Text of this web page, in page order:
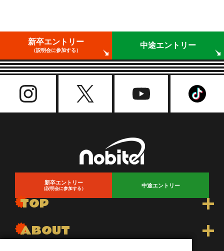
新卒エントリー
（説明会に参加する）
中途エントリー
新卒エントリー
（説明会に参加する）
中途エントリー
TOP
トップ
ABOUT